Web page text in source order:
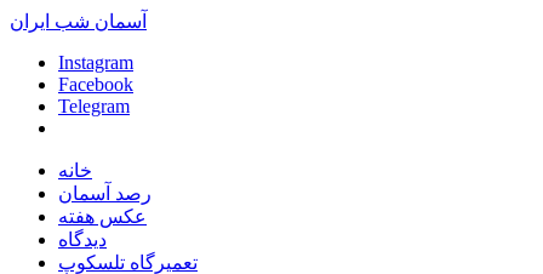
آسمان شب ایران
Instagram
Facebook
Telegram
خانه
رصد آسمان
عکس هفته
دیدگاه
تعمیرگاه تلسکوپ